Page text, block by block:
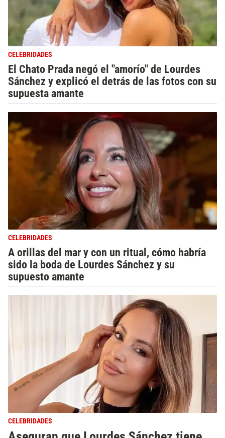
CELEBRIDADES
El Chato Prada negó el "amorío" de Lourdes
Sánchez y explicó el detrás de las fotos con su
supuesta amante
CELEBRIDADES
A orillas del mar y con un ritual, cómo habría
sido la boda de Lourdes Sánchez y su
supuesto amante
CELEBRIDADES